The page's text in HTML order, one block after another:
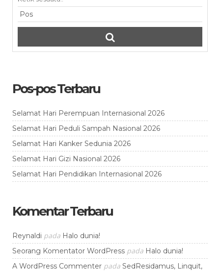
Pos-pos Terbaru
Selamat Hari Perempuan Internasional 2026
Selamat Hari Peduli Sampah Nasional 2026
Selamat Hari Kanker Sedunia 2026
Selamat Hari Gizi Nasional 2026
Selamat Hari Pendidikan Internasional 2026
Komentar Terbaru
Reynaldi pada Halo dunia!
Seorang Komentator WordPress pada Halo dunia!
A WordPress Commenter pada SedResidamus, Linquit,